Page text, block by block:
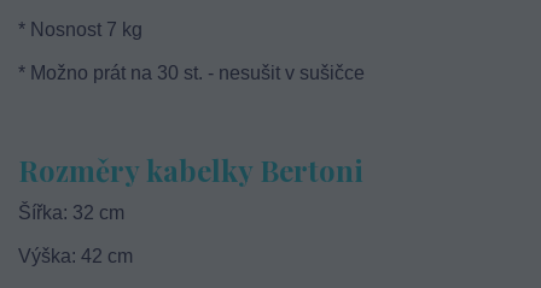
* Nosnost 7 kg
* Možno prát na 30 st. - nesušit v sušičce
Rozměry kabelky Bertoni
Šířka: 32 cm
Výška: 42 cm